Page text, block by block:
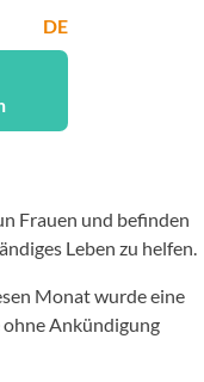
DE
Frauen und befinden
Leben zu helfen.
Monat wurde eine
ohne Ankündigung